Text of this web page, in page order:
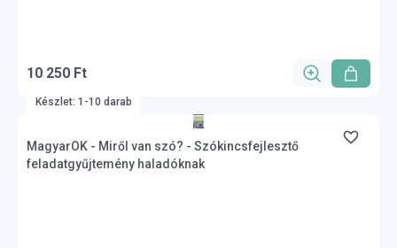
10 250 Ft
Készlet: 1-10 darab
MagyarOK - Miről van szó? - Szókincsfejlesztő
feladatgyűjtemény haladóknak